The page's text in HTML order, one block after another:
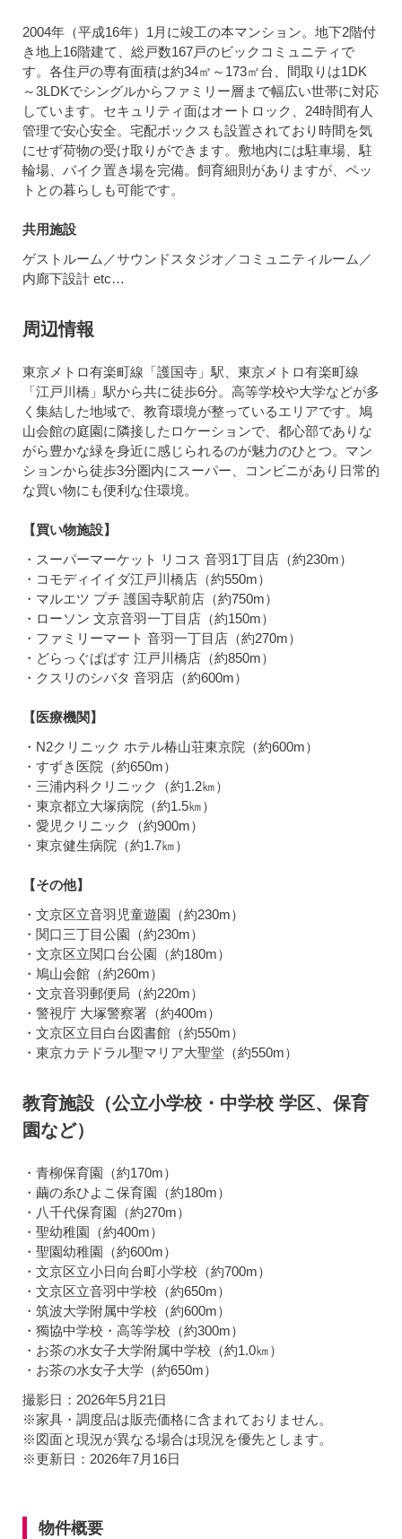
2004年（平成16年）1月に竣工の本マンション。地下2階付
き地上16階建て、総戸数167戸のビックコミュニティで
す。各住戸の専有面積は約34㎡～173㎡台、間取りは1DK
～3LDKでシングルからファミリー層まで幅広い世帯に対応
しています。セキュリティ面はオートロック、24時間有人
管理で安心安全。宅配ボックスも設置されており時間を気
にせず荷物の受け取りができます。敷地内には駐車場、駐
輪場、バイク置き場を完備。飼育細則がありますが、ペッ
トとの暮らしも可能です。
共用施設
ゲストルーム／サウンドスタジオ／コミュニティルーム／
内廊下設計 etc…
周辺情報
東京メトロ有楽町線「護国寺」駅、東京メトロ有楽町線
「江戸川橋」駅から共に徒歩6分。高等学校や大学などが多
く集結した地域で、教育環境が整っているエリアです。鳩
山会館の庭園に隣接したロケーションで、都心部でありな
がら豊かな緑を身近に感じられるのが魅力のひとつ。マン
ションから徒歩3分圏内にスーパー、コンビニがあり日常的
な買い物にも便利な住環境。
【買い物施設】
・スーパーマーケット リコス 音羽1丁目店（約230m）
・コモディイイダ江戸川橋店（約550m）
・マルエツ プチ 護国寺駅前店（約750m）
・ローソン 文京音羽一丁目店（約150m）
・ファミリーマート 音羽一丁目店（約270m）
・どらっぐぱぱす 江戸川橋店（約850m）
・クスリのシバタ 音羽店（約600m）
【医療機関】
・N2クリニック ホテル椿山荘東京院（約600m）
・すずき医院（約650m）
・三浦内科クリニック（約1.2㎞）
・東京都立大塚病院（約1.5㎞）
・愛児クリニック（約900m）
・東京健生病院（約1.7㎞）
【その他】
・文京区立音羽児童遊園（約230m）
・関口三丁目公園（約230m）
・文京区立関口台公園（約180m）
・鳩山会館（約260m）
・文京音羽郵便局（約220m）
・警視庁 大塚警察署（約400m）
・文京区立目白台図書館（約550m）
・東京カテドラル聖マリア大聖堂（約550m）
教育施設（公立小学校・中学校 学区、保育
園など）
・青柳保育園（約170m）
・繭の糸ひよこ保育園（約180m）
・八千代保育園（約270m）
・聖幼稚園（約400m）
・聖園幼稚園（約600m）
・文京区立小日向台町小学校（約700m）
・文京区立音羽中学校（約650m）
・筑波大学附属中学校（約600m）
・獨協中学校・高等学校（約300m）
・お茶の水女子大学附属中学校（約1.0㎞）
・お茶の水女子大学（約650m）
撮影日：2026年5月21日
※家具・調度品は販売価格に含まれておりません。
※図面と現況が異なる場合は現況を優先とします。
※更新日：2026年7月16日
物件概要